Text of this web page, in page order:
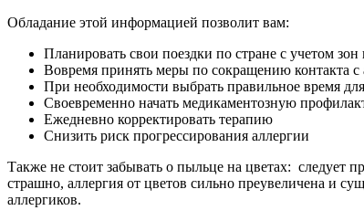
Обладание этой информацией позволит вам:
Планировать свои поездки по стране с учетом
Вовремя принять меры по сокращению контакта с
При необходимости выбрать правильное время
Своевременно начать медикаментозную
Ежедневно корректировать терапию
Снизить риск прогрессирования аллергии
Также не стоит забывать о пыльце на цветах: следует
страшно, аллергия от цветов сильно преувеличена и
аллергиков.